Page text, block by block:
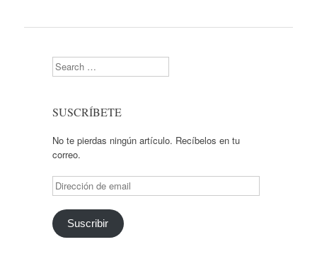
Search
SUSCRÍBETE
No te pierdas ningún artículo. Recíbelos en tu
correo.
Dirección
de
email
Suscribir